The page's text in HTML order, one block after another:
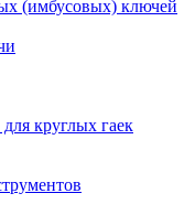
(имбусовых) ключей
круглых гаек